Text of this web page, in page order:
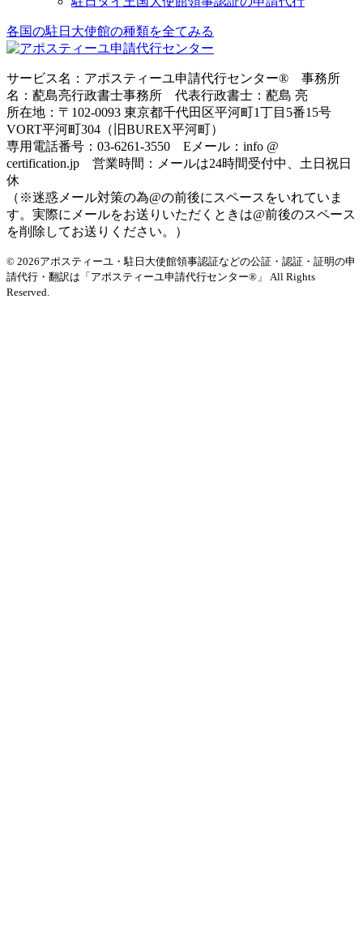
各国の駐日大使館の種類を全てみる
サービス名：アポスティーユ申請代行センター® 事務所
名：蓜島亮行政書士事務所 代表行政書士：蓜島 亮
所在地：〒102-0093 東京都千代田区平河町1丁目5番15号
VORT平河町304（旧BUREX平河町）
専用電話番号：03-6261-3550 Eメール：info @
certification.jp 営業時間：メールは24時間受付中、土日祝日
休
（※迷惑メール対策の為@の前後にスペースをいれていま
す。実際にメールをお送りいただくときは@前後のスペース
を削除してお送りください。）
© 2026アポスティーユ・駐日大使館領事認証などの公証・認証・証明の申
請代行・翻訳は「アポスティーユ申請代行センター®」 All Rights
Reserved.